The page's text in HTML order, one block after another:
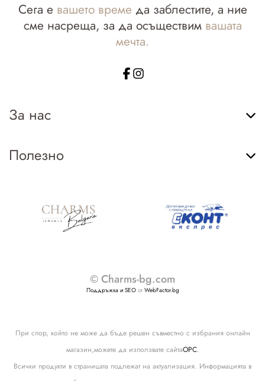
Сега е вашето време да заблестите, а ние
сме насреща, за да осъществим вашата
мечта.
За нас
Полезно
© Charms-bg.com
Поддръжка и SEOот WebFactor.bg
При спор, който не може да бъде решен съвместно с избрания онлайн
магазин,можете да използвате сайтаОРС.
Всички продукти в страницата подлежат на актуализация. Информацията в